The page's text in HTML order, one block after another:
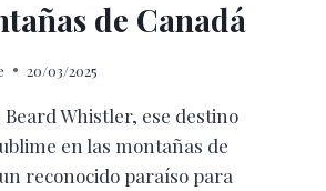
de Canadá
20/03/2025
Whistler, ese destino
en las montañas de
reconocido paraíso para